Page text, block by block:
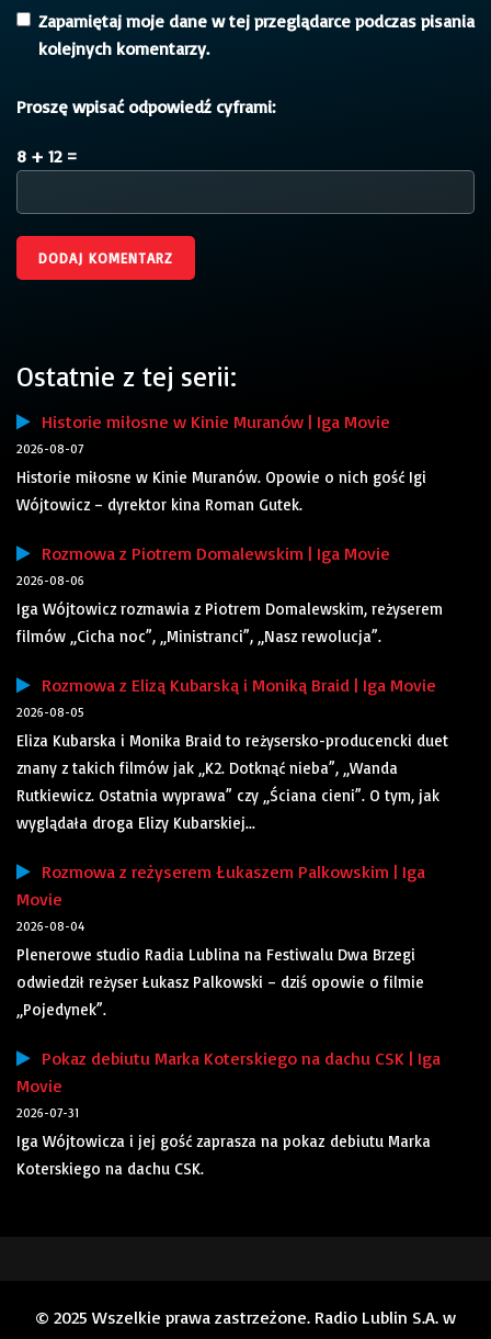
Zapamiętaj moje dane w tej przeglądarce podczas pisania
kolejnych komentarzy.
Proszę wpisać odpowiedź cyframi:
8 + 12 =
Ostatnie z tej serii:
Historie miłosne w Kinie Muranów | Iga Movie
2026-08-07
Historie miłosne w Kinie Muranów. Opowie o nich gość Igi
Wójtowicz – dyrektor kina Roman Gutek.
Rozmowa z Piotrem Domalewskim | Iga Movie
2026-08-06
Iga Wójtowicz rozmawia z Piotrem Domalewskim, reżyserem
filmów „Cicha noc”, „Ministranci”, „Nasz rewolucja”.
Rozmowa z Elizą Kubarską i Moniką Braid | Iga Movie
2026-08-05
Eliza Kubarska i Monika Braid to reżysersko-producencki duet
znany z takich filmów jak „K2. Dotknąć nieba”, „Wanda
Rutkiewicz. Ostatnia wyprawa” czy „Ściana cieni”. O tym, jak
wyglądała droga Elizy Kubarskiej...
Rozmowa z reżyserem Łukaszem Palkowskim | Iga
Movie
2026-08-04
Plenerowe studio Radia Lublina na Festiwalu Dwa Brzegi
odwiedził reżyser Łukasz Palkowski – dziś opowie o filmie
„Pojedynek”.
Pokaz debiutu Marka Koterskiego na dachu CSK | Iga
Movie
2026-07-31
Iga Wójtowicza i jej gość zaprasza na pokaz debiutu Marka
Koterskiego na dachu CSK.
© 2025 Wszelkie prawa zastrzeżone. Radio Lublin S.A. w